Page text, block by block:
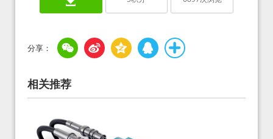
相关推荐